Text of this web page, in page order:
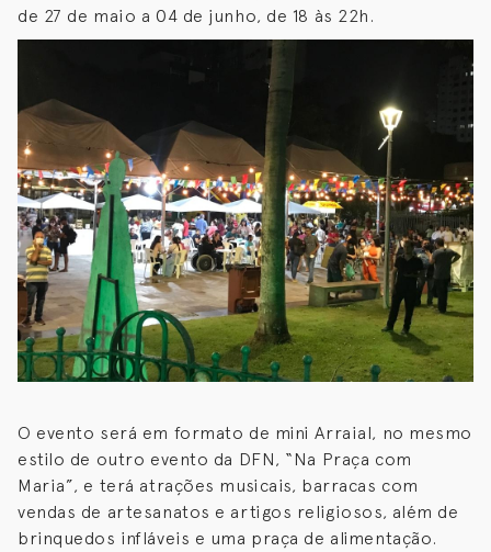
de 27 de maio a 04 de junho, de 18 às 22h.
O evento será em formato de mini Arraial, no mesmo
estilo de outro evento da DFN, “Na Praça com
Maria”, e terá atrações musicais, barracas com
vendas de artesanatos e artigos religiosos, além de
brinquedos infláveis e uma praça de alimentação.